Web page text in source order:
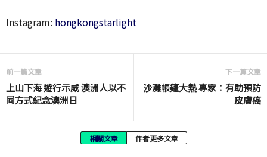
Instagram: hongkongstarlight
前一篇文章
上山下海 遊行示威 澳洲人以不
同方式紀念澳洲日
下一篇文章
沙灘帳篷大熱 專家：有助預防
皮膚癌
相關文章 作者更多文章